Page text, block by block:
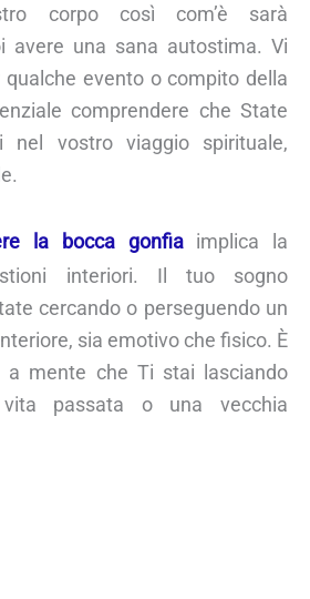
corpo così com’è sarà
avere una sana autostima. Vi
evento o compito della
comprendere che State
nel vostro viaggio spirituale,
la bocca gonfiaimplica la
interiori. Il tuo sogno
cercando o perseguendo un
sia emotivo che fisico. È
a mente che Ti stai lasciando
passata o una vecchia